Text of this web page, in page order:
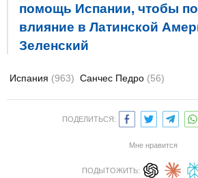
помощь Испании, чтобы
влияние в Латинской
Зеленский
Испания (963) Санчес Педро (56)
ПОДЕЛИТЬСЯ:
Мне нравится
ПОДЫТОЖИТЬ: